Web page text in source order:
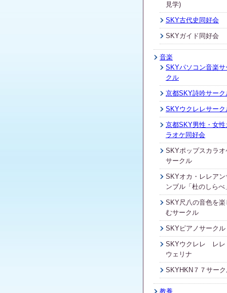
見学)
SKY古代史同好会
SKYガイド同好会
音楽
SKYパソコン音楽サ
クル
京都SKY詩吟サーク
SKYウクレレサーク
京都SKY男性・女性
ラオケ同好会
SKYポップスカラオ
サークル
SKYオカ・レレアン
ンブル「杜のしらべ
SKY尺八の音色を楽
むサークル
SKYピアノサークル
SKYウクレレ レレ
ウェリナ
SKYHKN７７サー
教養